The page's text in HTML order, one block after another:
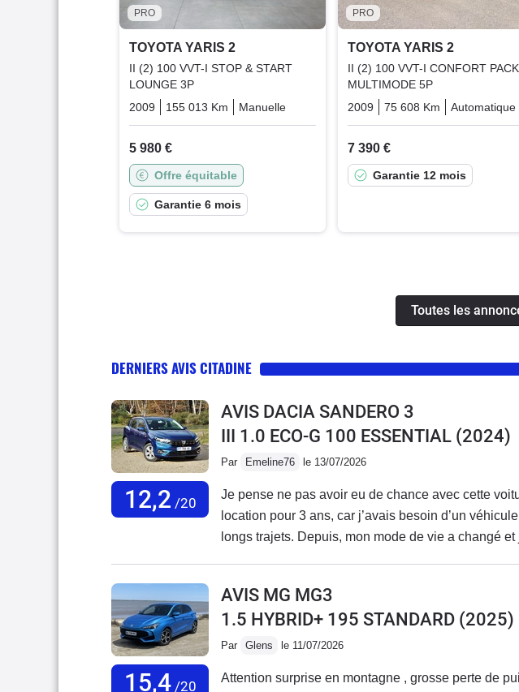
PRO
TOYOTA YARIS 2
II (2) 100 VVT-I STOP & START
LOUNGE 3P
2009
155 013 Km Manuelle
5 980 €
Offre équitable
Garantie 6 mois
PRO
TOYOTA YARIS 2
II (2) 100 VVT-I CONFORT PACK
MULTIMODE 5P
2009
75 608 Km Automatique
7 390 €
Garantie 12 mois
Toutes les
DERNIERS AVIS CITADINE
12,2 /20
AVIS DACIA SANDERO 3
III 1.0 ECO-G 100 ESSENTIAL (2024)
Par Emeline76 le 13/07/2026
Je pense ne pas avoir eu de chance avec cette
location pour 3 ans, car j’avais besoin d’un
longs trajets. Depuis, mon mode de vie a changé et
actuel.Malheureusement, depuis quelque temps,
au point que je n’ai plus confiance pour partir en
que c’est désormais son principal usage.Tout
ou en rupture de stock depuis février-mars. Il faut
15,4/20
AVIS MG MG3
1.5 HYBRID+ 195 STANDARD (2025)
Par Glens le 11/07/2026
Attention surprise en montagne , grosse perte de